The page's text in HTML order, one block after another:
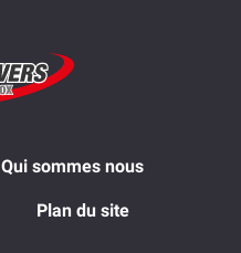
Qui sommes nous
Plan du site